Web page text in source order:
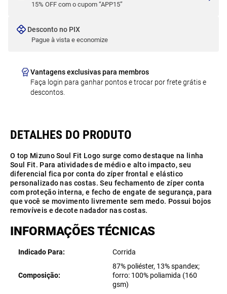
15% OFF com o cupom “APP15”
Desconto no PIX
Pague à vista e economize
Vantagens exclusivas para membros
Faça login para ganhar pontos e trocar por frete grátis e
descontos.
O top Mizuno Soul Fit Logo surge como destaque na linha
Soul Fit. Para atividades de médio e alto impacto, seu
diferencial fica por conta do zíper frontal e elástico
personalizado nas costas. Seu fechamento de zíper conta
com proteção interna, e fecho de engate de segurança, para
que você se movimento livremente sem medo. Possui bojos
removíveis e decote nadador nas costas.
INFORMAÇÕES TÉCNICAS
Indicado Para Corrida
Composição
87% poliéster, 13% spandex;
forro: 100% poliamida (160
gsm)